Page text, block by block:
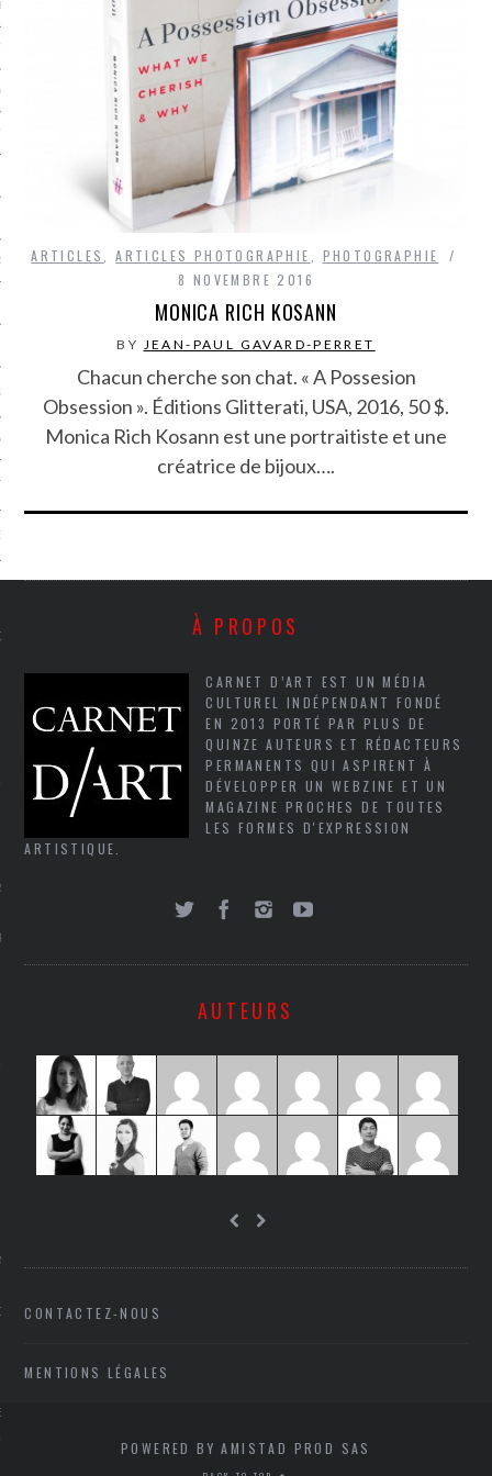
GUERRE
EN VOD
CARAVELLE
PODCAST
ARTICLES ,ARTICLES PHOTOGRAPHIE
PHOTOGRAPHIE
8 NOVEMBRE 2016
MONICA RICH KOSANN
BY JEAN-PAUL GAVARD-PERRET
Chacun cherche son chat. « A Possesion
Obsession ». Éditions Glitterati, USA, 2016, 50 $.
Monica Rich Kosann est une portraitiste et une
créatrice de bijoux….
À PROPOS
CARNET D’ART EST UN MÉDIA
CULTUREL INDÉPENDANT FONDÉ
EN 2013 PORTÉ PAR PLUS DE
QUINZE AUTEURS ET RÉDACTEURS
PERMANENTS QUI ASPIRENT À
DÉVELOPPER UN WEBZINE ET UN
MAGAZINE PROCHES DE TOUTES
LES FORMES D'EXPRESSION
ARTISTIQUE.
AUTEURS
CONTACTEZ-NOUS
MENTIONS LÉGALES
POWERED BY AMISTAD PROD SAS